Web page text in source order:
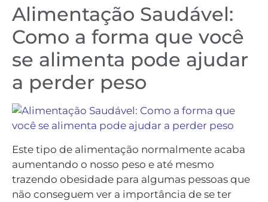
Alimentação Saudável:
Como a forma que você
se alimenta pode ajudar
a perder peso
Este tipo de alimentação normalmente acaba
aumentando o nosso peso e até mesmo
trazendo obesidade para algumas pessoas que
não conseguem ver a importância de se ter